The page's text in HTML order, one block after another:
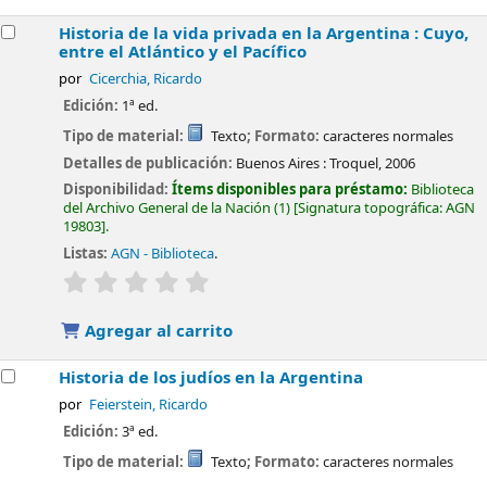
Historia de la vida privada en la Argentina : Cuyo,
entre el Atlántico y el Pacífico
por Cicerchia, Ricardo
Edición: 1ª ed.
Tipo de material:
Texto; Formato: caracteres normales
Detalles de publicación: Buenos Aires :Troquel,2006
Disponibilidad:Ítems disponibles para préstamo: Biblioteca
del Archivo General de la Nación (1) Signatura topográfica:AGN
19803 .
Listas: AGN - Biblioteca.
valoración
Agregar al carrito
Historia de los judíos en la Argentina
por Feierstein, Ricardo
Edición:3ª ed.
Tipo de material:
Texto; Formato: caracteres normales